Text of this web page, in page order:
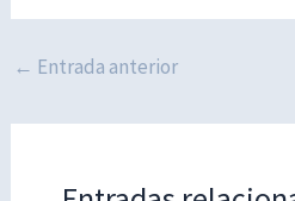
← Entrada anterior